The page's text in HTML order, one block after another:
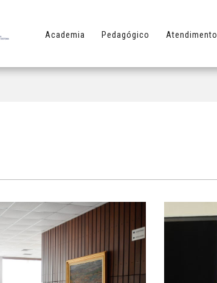
Academia Pedagógico Atendimento